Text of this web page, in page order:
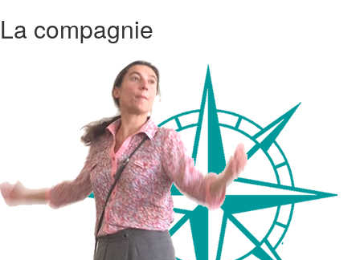
La compagnie